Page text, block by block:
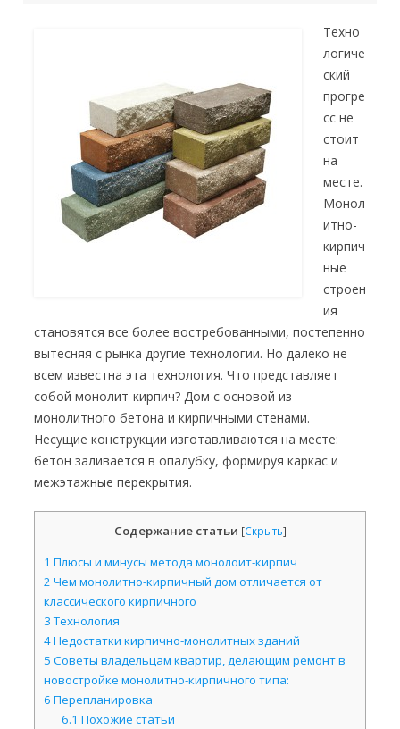
Техно
логиче
ский
прогре
сс не
стоит
на
месте.
Монол
итно-
кирпич
ные
строен
ия
становятся все более востребованными, постепенно
вытесняя с рынка другие технологии. Но далеко не
всем известна эта технология. Что представляет
собой монолит-кирпич? Дом с основой из
монолитного бетона и кирпичными стенами.
Несущие конструкции изготавливаются на месте:
бетон заливается в опалубку, формируя каркас и
межэтажные перекрытия.
Содержание статьи [Скрыть]
1 Плюсы и минусы метода монолоит-кирпич
2 Чем монолитно-кирпичный дом отличается от
классического кирпичного
3Технология
4Недостатки кирпично-монолитных зданий
5 Советы владельцам квартир, делающим ремонт в
новостройке монолитно-кирпичного типа:
6 Перепланировка
6.1 Похожие статьи